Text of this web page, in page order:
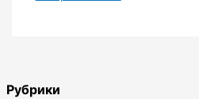
Рубрики